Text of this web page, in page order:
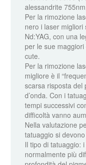
alessandrite
Per la rimozione
nero i laser migliori
Nd:YAG, con una
per le sue
cute.
Per la rimozione
migliore è il
scarsa risposta del
d’onda. Con i
tempi successivi
difficoltà vanno
Nella valutazione
tatuaggio si
Il tipo di tatuaggio:
normalmente più